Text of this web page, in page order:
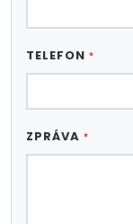
TELEFON *
ZPRÁVA *